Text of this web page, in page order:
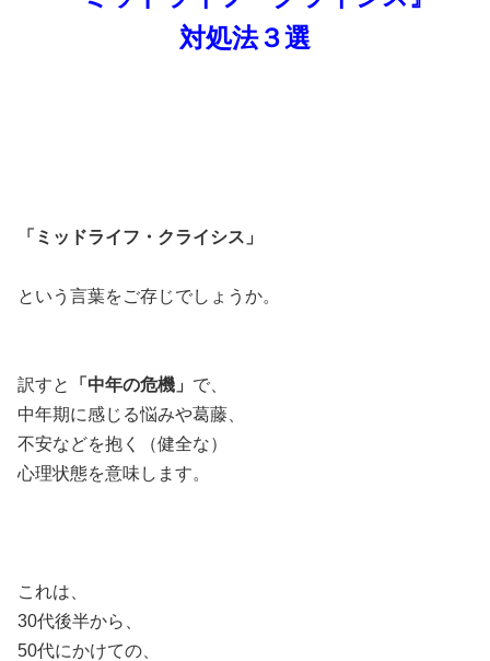
対処法３選
「ミッドライフ・クライシス」
という言葉をご存じでしょうか。
訳すと 「中年の危機」 で、
中年期に感じる悩みや葛藤、
不安などを抱く（健全な）
心理状態を意味します。
これは、
30代後半から、
50代にかけての、